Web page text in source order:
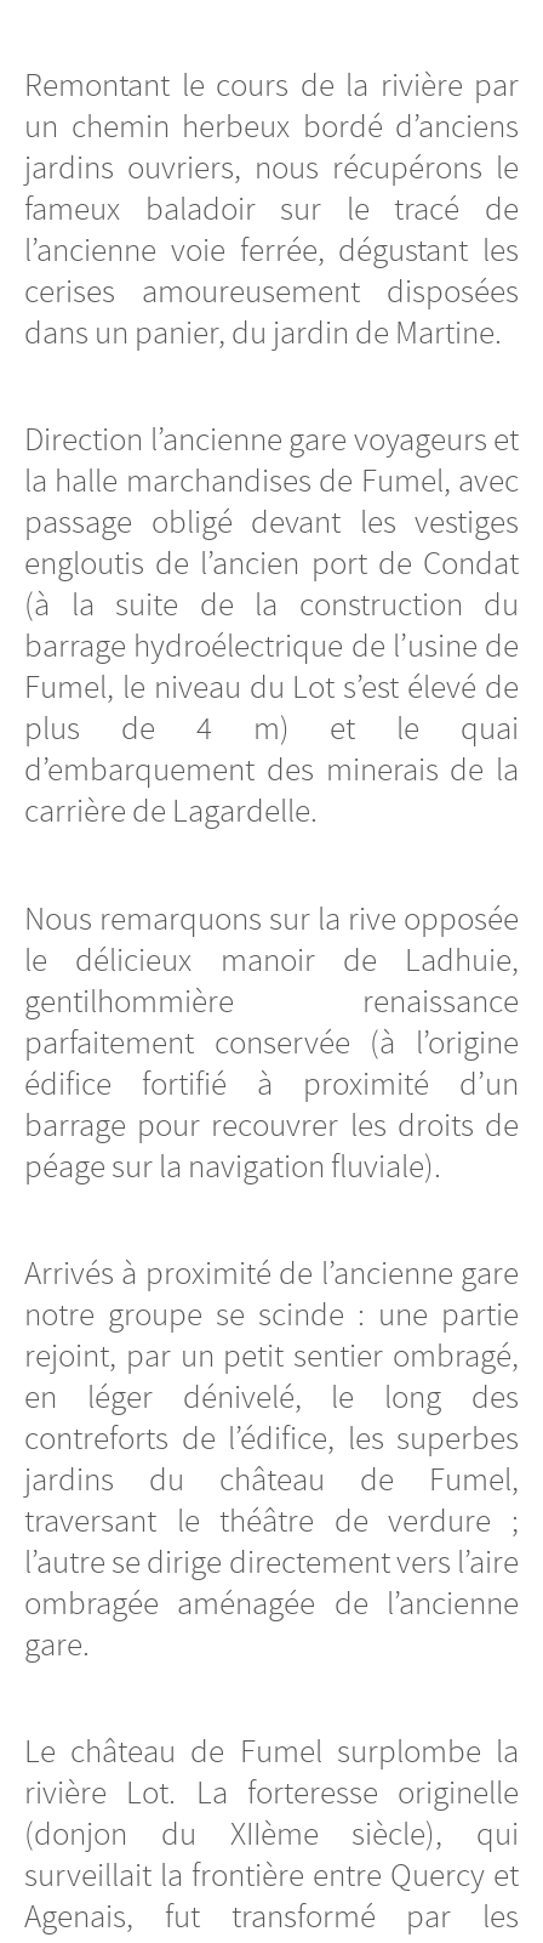
Remontant le cours de la rivière par
un chemin herbeux bordé d’anciens
jardins ouvriers, nous récupérons le
fameux baladoir sur le tracé de
l’ancienne voie ferrée, dégustant les
cerises amoureusement disposées
dans un panier, du jardin de Martine.
Direction l’ancienne gare voyageurs et
la halle marchandises de Fumel, avec
passage obligé devant les vestiges
engloutis de l’ancien port de Condat
(à la suite de la construction du
barrage hydroélectrique de l’usine de
Fumel, le niveau du Lot s’est élevé de
plus de 4 m) et le quai
d’embarquement des minerais de la
carrière de Lagardelle.
Nous remarquons sur la rive opposée
le délicieux manoir de Ladhuie,
gentilhommière renaissance
parfaitement conservée (à l’origine
édifice fortifié à proximité d’un
barrage pour recouvrer les droits de
péage sur la navigation fluviale).
Arrivés à proximité de l’ancienne gare
notre groupe se scinde : une partie
rejoint, par un petit sentier ombragé,
en léger dénivelé, le long des
contreforts de l’édifice, les superbes
jardins du château de Fumel,
traversant le théâtre de verdure ;
l’autre se dirige directement vers l’aire
ombragée aménagée de l’ancienne
gare.
Le château de Fumel surplombe la
rivière Lot. La forteresse originelle
(donjon du XIIème siècle), qui
surveillait la frontière entre Quercy et
Agenais, fut transformé par les